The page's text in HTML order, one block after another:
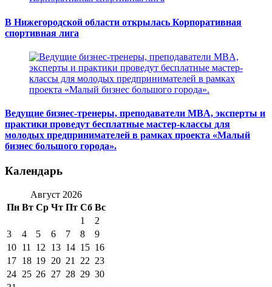
В Нижегородской области открылась Корпоративная
спортивная лига
Ведущие бизнес-тренеры, преподаватели MBA, эксперты и
практики проведут бесплатные мастер-классы для
молодых предпринимателей в рамках проекта «Малый
бизнес большого города».
Календарь
Август 2026
Пн Вт Ср Чт Пт Сб Вс
1
2
3
4 5 6 7 8
9
10 11 12 13 14 15 16
17 18 19 20 21 22 23
24 25 26 27 28 29 30